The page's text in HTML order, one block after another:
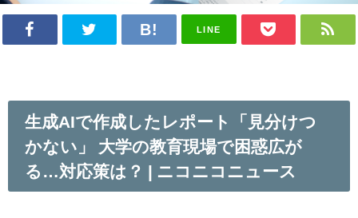
LINE
生成AIで作成したレポート「見分けつ
かない」 大学の教育現場で困惑広が
る…対応策は？ | ニコニコニュース